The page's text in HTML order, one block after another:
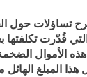
تساؤلات حول
الأموال
المبلغ الهائل